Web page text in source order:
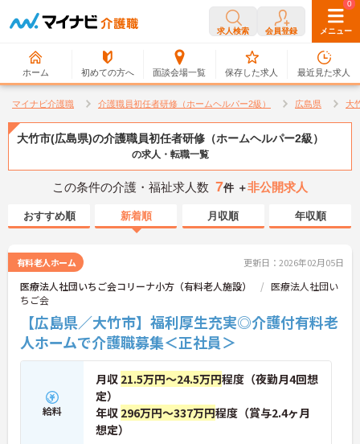
求人検索 会員登録 メニュー
ホーム 初めての方へ 面談会場一覧
0
保存した求人
0
最近見た求人
マイナビ介護職 介護職員初任者研修（ホームヘルパー2級） 広島県 大
大竹市(広島県)の介護職員初任者研修（ホームヘルパー2級）
の求人・転職一覧
この条件の介護・福祉求人数 7件 ＋非公開求人
おすすめ順 新着順 月収順 年収順
有料老人ホーム 更新日：2026年02月05日
医療法人社団いちご会コリーナ小方（有料老人施設）
医療法人社団い
ちご会
【広島県／大竹市】福利厚生充実◎介護付有料老
人ホームで介護職募集＜正社員＞
給料
月収 21.5万円～24.5万円程度（夜勤月4回想
定）
年収 296万円～337万円程度（賞与2.4ヶ月
想定）